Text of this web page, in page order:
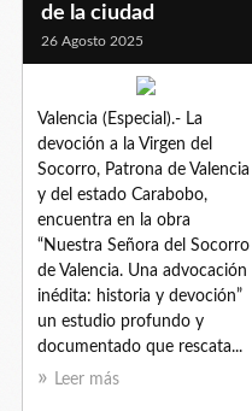
de la ciudad
26 Agosto 2025
Valencia (Especial).- La
devoción a la Virgen del
Socorro, Patrona de Valencia
y del estado Carabobo,
encuentra en la obra
“Nuestra Señora del Socorro
de Valencia. Una advocación
inédita: historia y devoción”
un estudio profundo y
documentado que rescata...
Leer más